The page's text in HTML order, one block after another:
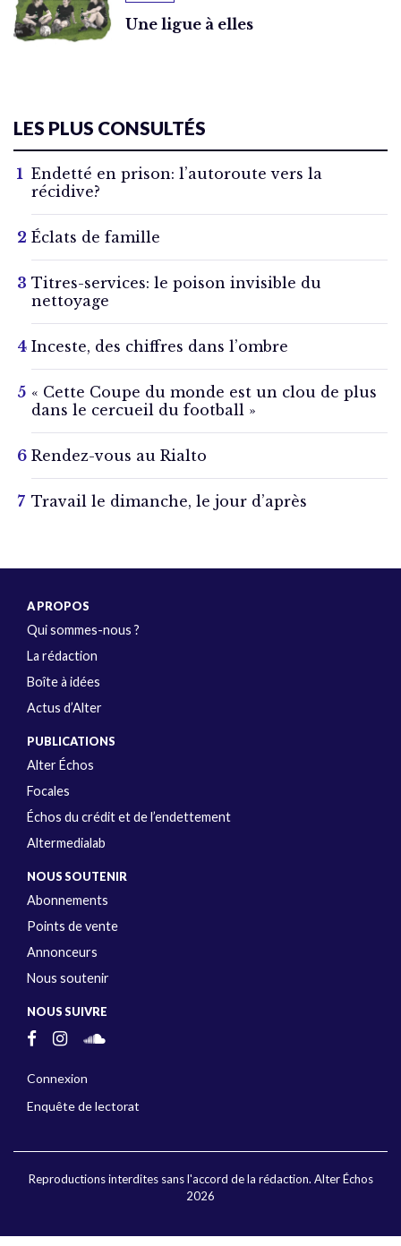
Une ligue à elles
LES PLUS CONSULTÉS
Endetté en prison: l’autoroute vers la
récidive?
Éclats de famille
Titres-services: le poison invisible du
nettoyage
Inceste, des chiffres dans l’ombre
« Cette Coupe du monde est un clou de plus
dans le cercueil du football »
Rendez-vous au Rialto
Travail le dimanche, le jour d’après
A PROPOS
Qui sommes-nous ?
La rédaction
Boîte à idées
Actus d’Alter
PUBLICATIONS
Alter Échos
Focales
Échos du crédit et de l’endettement
Altermedialab
NOUS SOUTENIR
Abonnements
Points de vente
Annonceurs
Nous soutenir
NOUS SUIVRE
Connexion
Enquête de lectorat
Reproductions interdites sans l'accord de la rédaction. Alter Échos
2026